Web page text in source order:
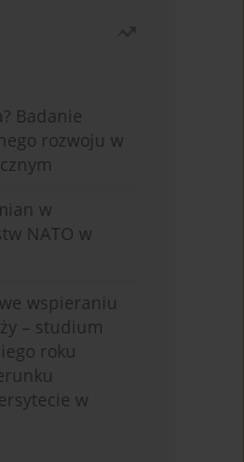
Badanie
rozwoju w
w
NATO w
wspieraniu
– studium
roku
w